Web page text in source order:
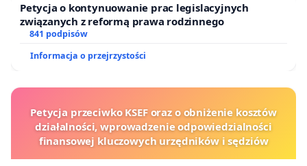
Petycja o kontynuowanie prac legislacyjnych
związanych z reformą prawa rodzinnego
841 podpisów
Informacja o przejrzystości
Petycja przeciwko KSEF oraz o obniżenie kosztów
działalności, wprowadzenie odpowiedzialności
finansowej kluczowych urzędników i sędziów